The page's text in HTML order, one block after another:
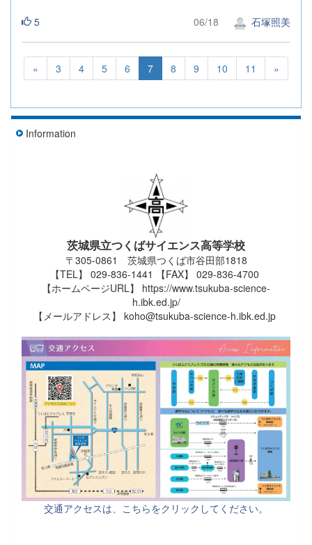
5 06/18 石塚照美
« 3 4 5 6 7 8 9 10 11 »
Information
茨城県立つくばサイエンス高等学校
〒305-0861 茨城県つくば市谷田部1818
【TEL】 029-836-1441 【FAX】 029-836-4700
【ホームページURL】 https://www.tsukuba-science-
h.ibk.ed.jp/
【メールアドレス】 koho@tsukuba-science-h.ibk.ed.jp
交通アクセスは、こちらをクリックしてください。